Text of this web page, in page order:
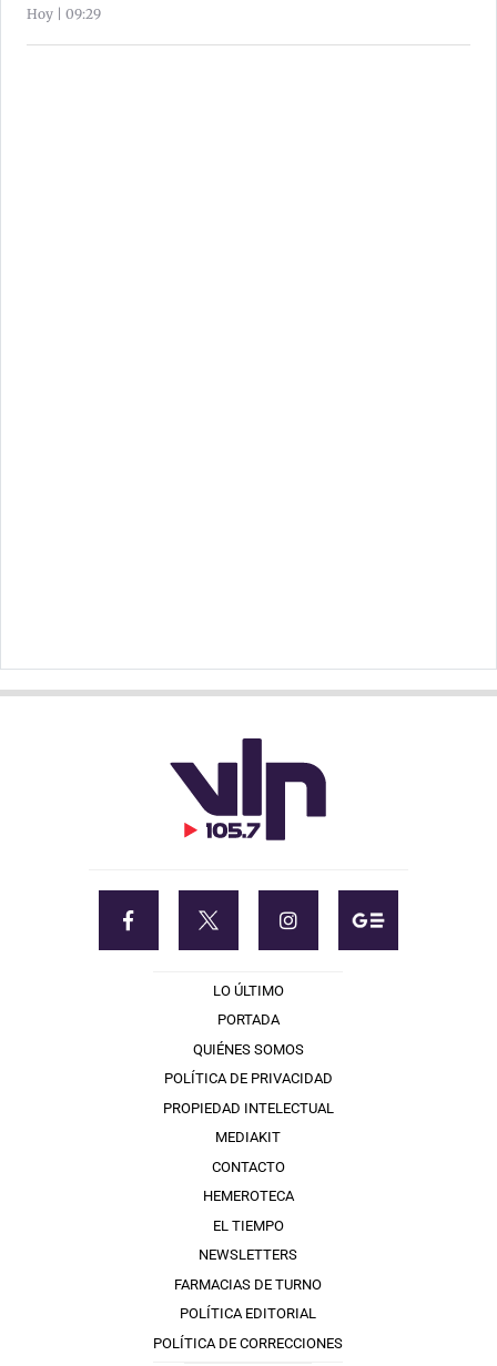
Hoy | 09:29
LO ÚLTIMO
PORTADA
QUIÉNES SOMOS
POLÍTICA DE PRIVACIDAD
PROPIEDAD INTELECTUAL
MEDIAKIT
CONTACTO
HEMEROTECA
EL TIEMPO
NEWSLETTERS
FARMACIAS DE TURNO
POLÍTICA EDITORIAL
POLÍTICA DE CORRECCIONES